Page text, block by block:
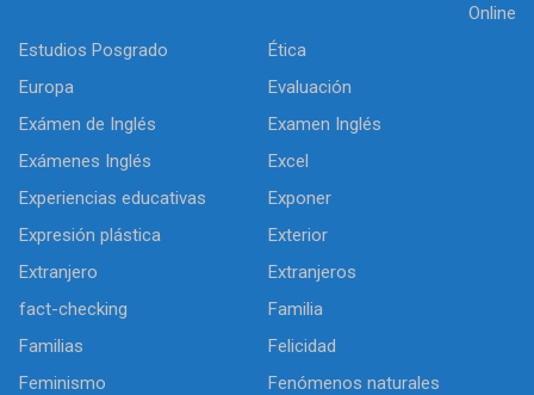
Online
Estudios Posgrado
Ética
Europa
Evaluación
Exámen de Inglés
Examen Inglés
Exámenes Inglés
Excel
Experiencias educativas
Exponer
Expresión plástica
Exterior
Extranjero
Extranjeros
fact-checking
Familia
Familias
Felicidad
Feminismo
Fenómenos naturales